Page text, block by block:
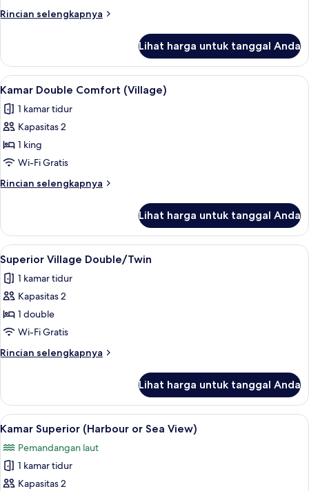
Rincian selengkapnya
Rincian
Kamar
Single
Klasik
Lihat harga untuk tanggal Anda
Lihat
semua
foto
untuk
Kamar
Double
Comfort
(Village)
Brankas, meja kerja, setrika/meja
5
Kamar Double Comfort (Village)
1 kamar tidur
Kapasitas 2
1 king
Wi-Fi Gratis
Rincian selengkapnya
Rincian
Kamar
Double
Comfort
(Village)
Lihat harga untuk tanggal Anda
Lihat
semua
foto
untuk
Superior
Village
Double/Twin
Superior Village Double/Twin |
6
Superior Village Double/Twin
1 kamar tidur
Kapasitas 2
1 double
Wi-Fi Gratis
Rincian selengkapnya
Rincian
Superior
Village
Double/Twin
Lihat harga untuk tanggal Anda
Lihat
semua
foto
untuk
Kamar
Kamar Superior (Harbour or Sea
6
Kamar Superior (Harbour or Sea View)
Pemandangan laut
1 kamar tidur
Kapasitas 2